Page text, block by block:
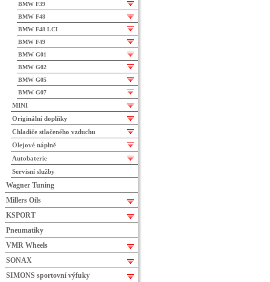
BMW F39
BMW F48
BMW F48 LCI
BMW F49
BMW G01
BMW G02
BMW G05
BMW G07
MINI
Originální doplňky
Chladiče stlačeného vzduchu
Olejové náplně
Autobaterie
Servisní služby
Wagner Tuning
Millers Oils
KSPORT
Pneumatiky
VMR Wheels
SONAX
SIMONS sportovní výfuky